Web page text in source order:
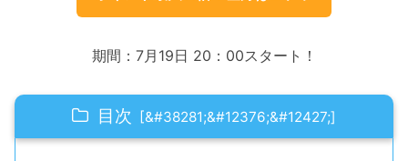
期間：7月19日 20：00スタート！
目次